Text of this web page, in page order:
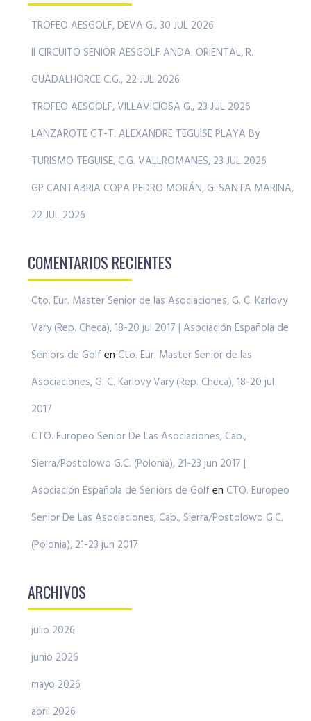
TROFEO AESGOLF, DEVA G., 30 JUL 2026
II CIRCUITO SENIOR AESGOLF ANDA. ORIENTAL, R.
GUADALHORCE C.G., 22 JUL 2026
TROFEO AESGOLF, VILLAVICIOSA G., 23 JUL 2026
LANZAROTE GT-T. ALEXANDRE TEGUISE PLAYA By
TURISMO TEGUISE, C.G. VALLROMANES, 23 JUL 2026
GP CANTABRIA COPA PEDRO MORÁN, G. SANTA MARINA,
22 JUL 2026
COMENTARIOS RECIENTES
Cto. Eur. Master Senior de las Asociaciones, G. C. Karlovy
Vary (Rep. Checa), 18-20 jul 2017 | Asociación Española de
Seniors de Golf en Cto. Eur. Master Senior de las
Asociaciones, G. C. Karlovy Vary (Rep. Checa), 18-20 jul
2017
CTO. Europeo Senior De Las Asociaciones, Cab.,
Sierra/Postolowo G.C. (Polonia), 21-23 jun 2017 |
Asociación Española de Seniors de Golf en CTO. Europeo
Senior De Las Asociaciones, Cab., Sierra/Postolowo G.C.
(Polonia), 21-23 jun 2017
ARCHIVOS
julio 2026
junio 2026
mayo 2026
abril 2026